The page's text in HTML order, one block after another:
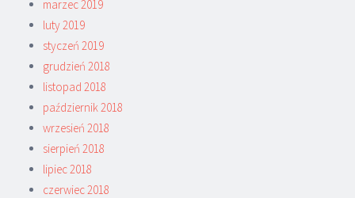
marzec 2019
luty 2019
styczeń 2019
grudzień 2018
listopad 2018
październik 2018
wrzesień 2018
sierpień 2018
lipiec 2018
czerwiec 2018